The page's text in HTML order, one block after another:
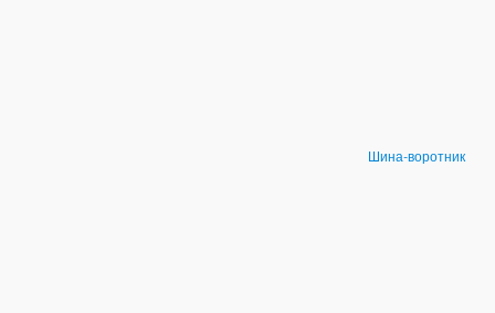
Шина-воротник